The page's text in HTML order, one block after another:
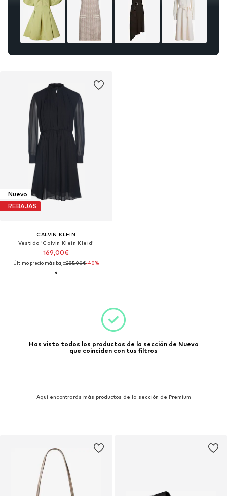
Nuevo
REBAJAS
CALVIN KLEIN
Vestido 'Calvin Klein Kleid'
169,00€
Último precio más bajo:285,00€-40%
Has visto todos los productos de la sección de Nuevo
que coinciden con tus filtros
Aquí encontrarás más productos de la sección de Premium